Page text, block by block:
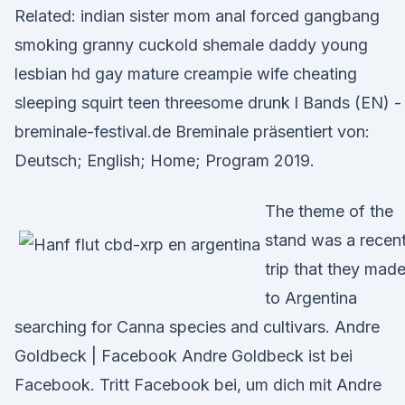
Related: indian sister mom anal forced gangbang
smoking granny cuckold shemale daddy young
lesbian hd gay mature creampie wife cheating
sleeping squirt teen threesome drunk l Bands (EN) -
breminale-festival.de Breminale präsentiert von:
Deutsch; English; Home; Program 2019.
The theme of the
stand was a
trip that they made
to Argentina
searching for Canna species and cultivars. Andre
Goldbeck | Facebook Andre Goldbeck ist bei
Facebook. Tritt Facebook bei, um dich mit Andre